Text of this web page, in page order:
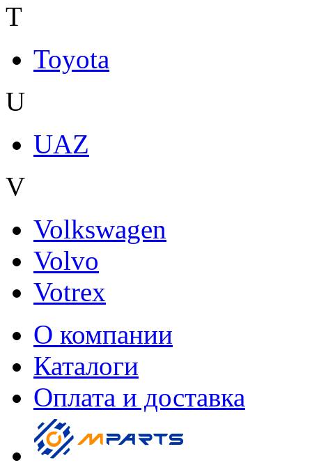
T
Toyota
U
UAZ
V
Volkswagen
Volvo
Votrex
О компании
Каталоги
Оплата и доставка